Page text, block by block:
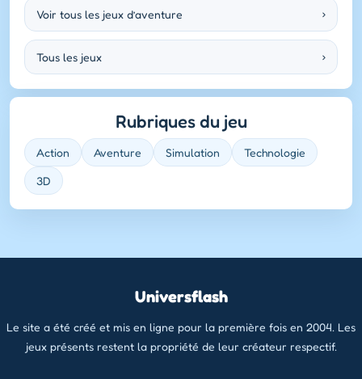
Voir tous les jeux d’aventure ›
Tous les jeux ›
Rubriques du jeu
Action Aventure Simulation Technologie
3D
Universflash
Le site a été créé et mis en ligne pour la première fois en 2004. Les
jeux présents restent la propriété de leur créateur respectif.